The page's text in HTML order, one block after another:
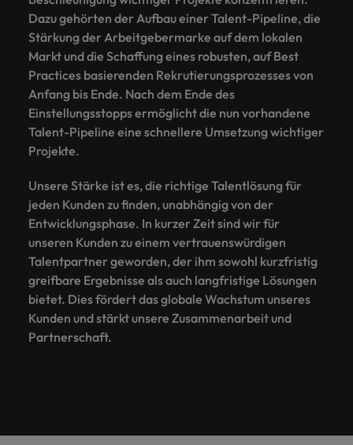
Dazu gehörten der Aufbau einer Talent-Pipeline, die
Stärkung der Arbeitgebermarke auf dem lokalen
Markt und die Schaffung eines robusten, auf Best
Practices basierenden Rekrutierungsprozesses von
Anfang bis Ende. Nach dem Ende des
Einstellungsstopps ermöglicht die nun vorhandene
Talent-Pipeline eine schnellere Umsetzung wichtiger
Projekte.
Unsere Stärke ist es, die richtige Talentlösung für
jeden Kunden zu finden, unabhängig von der
Entwicklungsphase. In kurzer Zeit sind wir für
unseren Kunden zu einem vertrauenswürdigen
Talentpartner geworden, der ihm sowohl kurzfristig
greifbare Ergebnisse als auch langfristige Lösungen
bietet. Dies fördert das globale Wachstum unseres
Kunden und stärkt unsere Zusammenarbeit und
Partnerschaft.